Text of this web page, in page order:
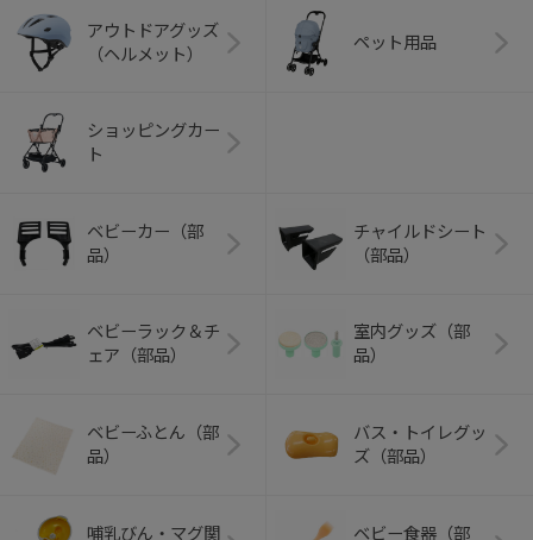
アウトドアグッズ
（ヘルメット）
ペット用品
ショッピングカー
ト
ベビーカー（部
品）
チャイルドシート
（部品）
ベビーラック＆チ
ェア（部品）
室内グッズ（部
品）
ベビーふとん（部
品）
バス・トイレグッ
ズ（部品）
哺乳びん・マグ関
ベビー食器（部